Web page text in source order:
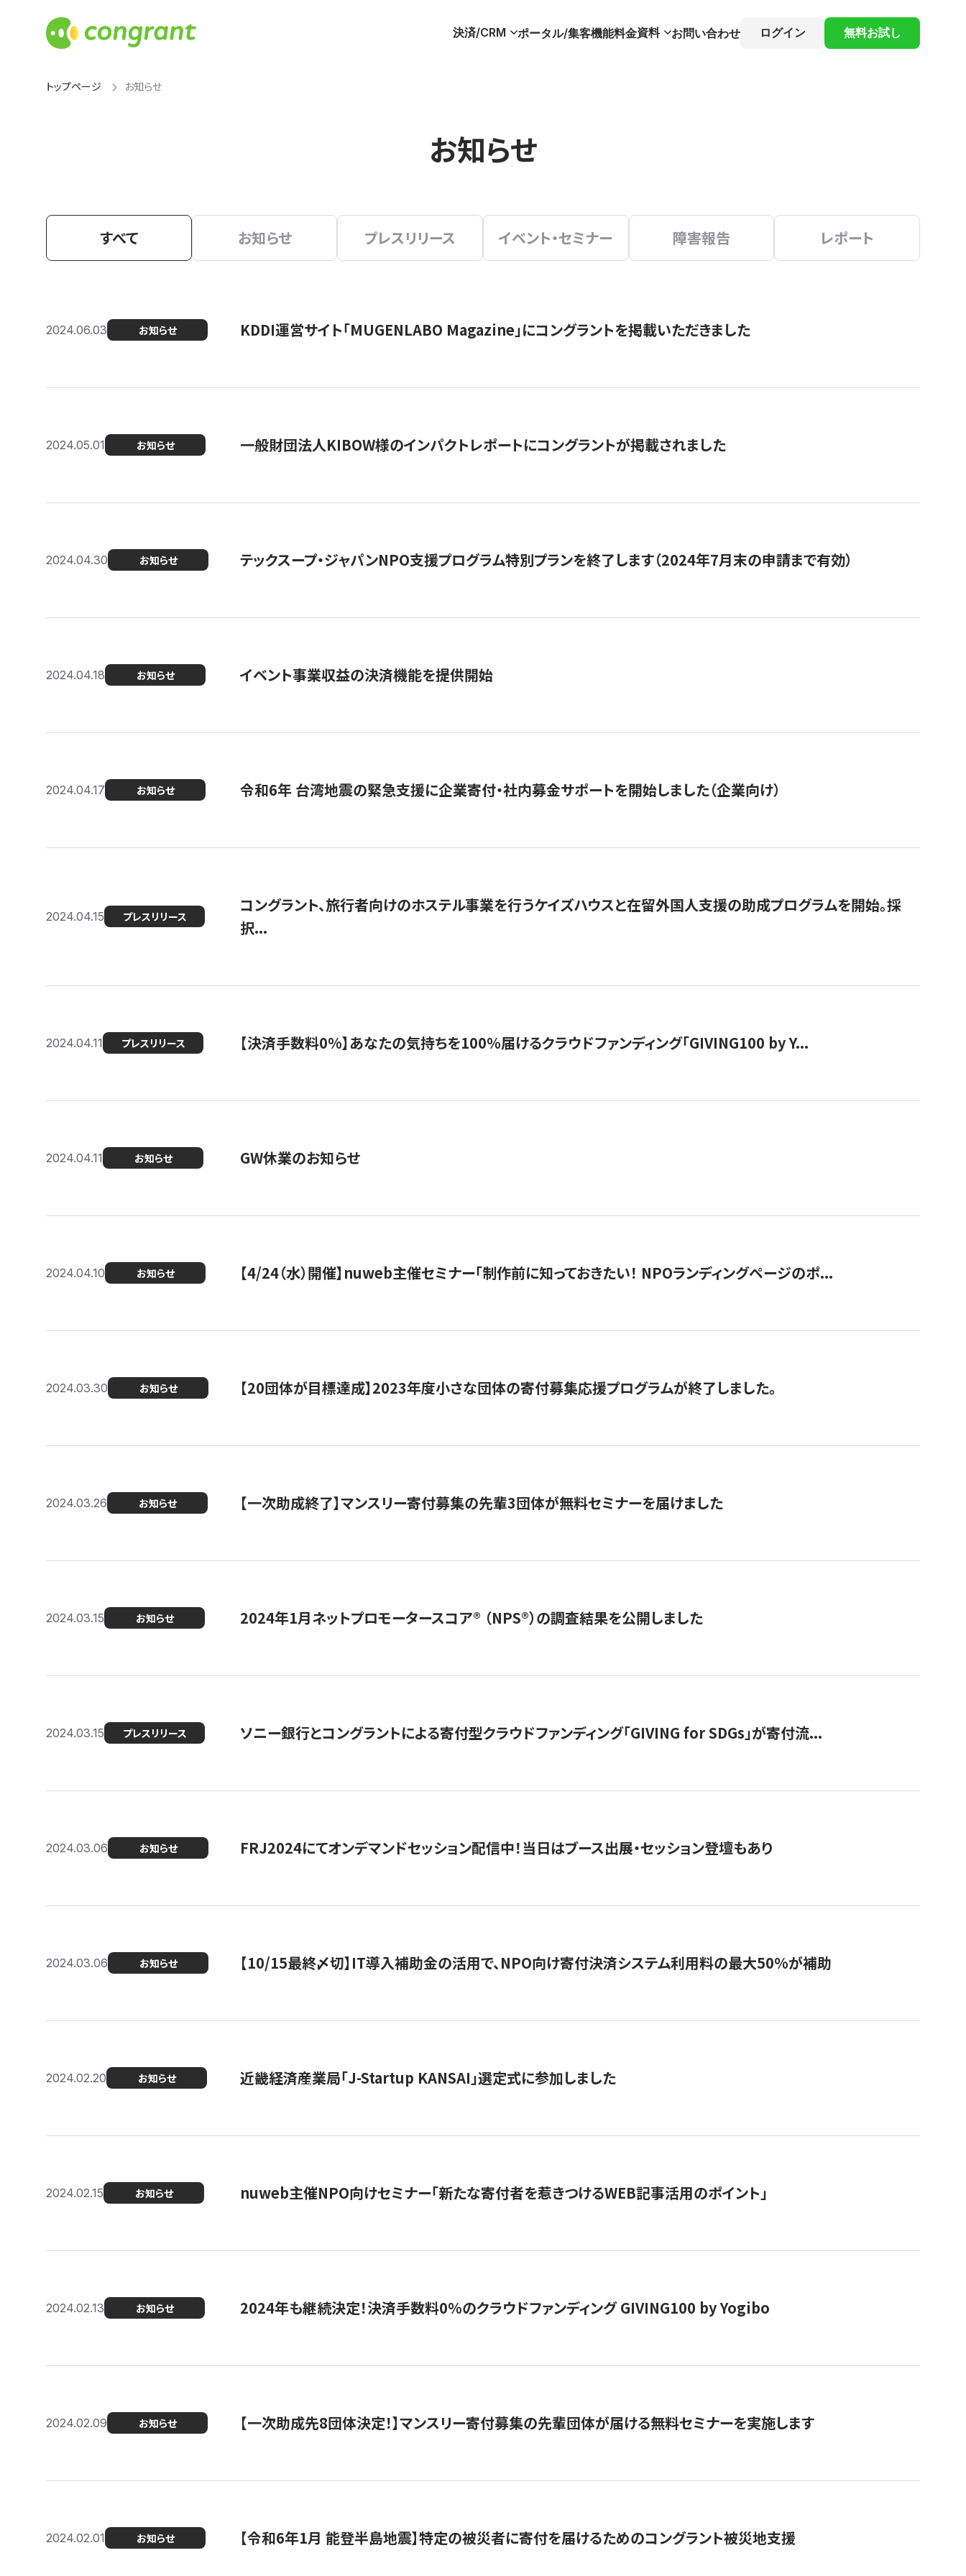
決済/CRM ポータル/集客機能料金資料 お問い合わせ ログイン 無料お試し
トップページ お知らせ
お知らせ
すべて お知らせ プレスリリース イベント・セミナー 障害報告 レポート
2024.06.03 お知らせ KDDI運営サイト「MUGENLABO Magazine」にコングラントを掲載いただきました
2024.05.01 お知らせ 一般財団法人KIBOW様のインパクトレポートにコングラントが掲載されました
2024.04.30 お知らせ テックスープ・ジャパンNPO支援プログラム特別プランを終了します（2024年7月末の申請まで有効）
2024.04.18 お知らせ イベント事業収益の決済機能を提供開始
2024.04.17 お知らせ 令和6年 台湾地震の緊急支援に企業寄付・社内募金サポートを開始しました（企業向け）
2024.04.15 プレスリリース
コングラント、旅行者向けのホステル事業を行うケイズハウスと在留外国人支援の助成プログラムを開始。採
択...
2024.04.11 プレスリリース 【決済手数料0%】あなたの気持ちを100％届けるクラウドファンディング「GIVING100 by Y...
2024.04.11 お知らせ GW休業のお知らせ
2024.04.10 お知らせ 【4/24（水）開催】nuweb主催セミナー「制作前に知っておきたい！ NPOランディングページのポ...
2024.03.30 お知らせ 【20団体が目標達成】2023年度小さな団体の寄付募集応援プログラムが終了しました。
2024.03.26 お知らせ 【一次助成終了】マンスリー寄付募集の先輩3団体が無料セミナーを届けました
2024.03.15 お知らせ 2024年1月ネットプロモータースコア®︎ （NPS®︎）の調査結果を公開しました
2024.03.15 プレスリリース ソニー銀行とコングラントによる寄付型クラウドファンディング「GIVING for SDGs」が寄付流...
2024.03.06 お知らせ FRJ2024にてオンデマンドセッション配信中！当日はブース出展・セッション登壇もあり
2024.03.06 お知らせ 【10/15最終〆切】IT導入補助金の活用で、NPO向け寄付決済システム利用料の最大50%が補助
2024.02.20 お知らせ 近畿経済産業局「J-Startup KANSAI」選定式に参加しました
2024.02.15 お知らせ nuweb主催NPO向けセミナー「新たな寄付者を惹きつけるWEB記事活用のポイント」
2024.02.13 お知らせ 2024年も継続決定！決済手数料0％のクラウドファンディング GIVING100 by Yogibo
2024.02.09 お知らせ 【一次助成先8団体決定！】マンスリー寄付募集の先輩団体が届ける無料セミナーを実施します
2024.02.01 お知らせ 【令和6年1月 能登半島地震】特定の被災者に寄付を届けるためのコングラント被災地支援